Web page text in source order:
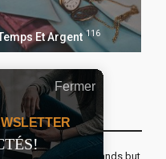
Et Argent 116
Matin
not in seeking new lands but
Fermer